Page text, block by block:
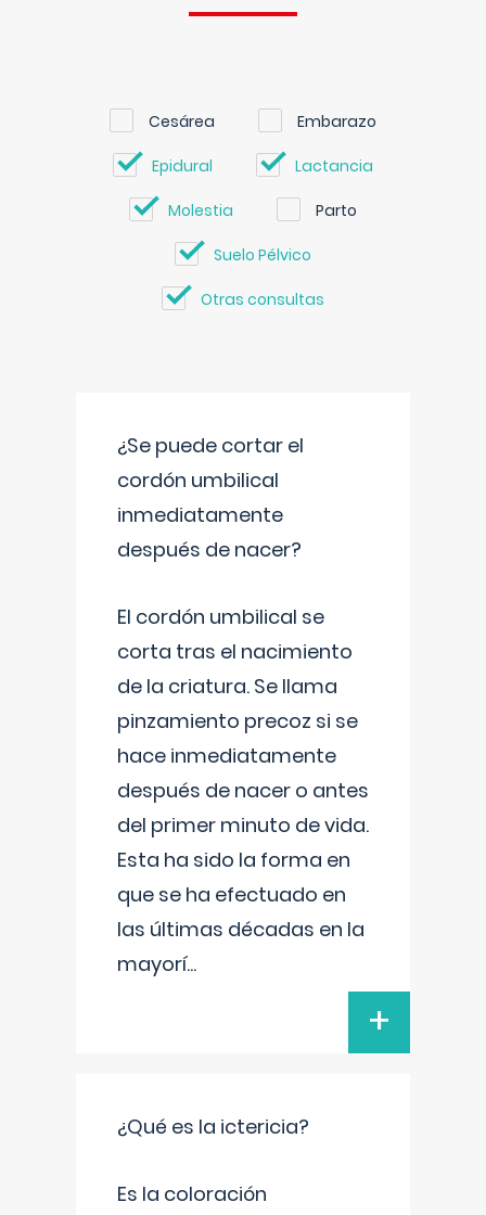
Cesárea Embarazo
Epidural Lactancia
Molestia Parto
Suelo Pélvico
Otras consultas
¿Se puede cortar el
cordón umbilical
inmediatamente
después de nacer?
El cordón umbilical se
corta tras el nacimiento
de la criatura. Se llama
pinzamiento precoz si se
hace inmediatamente
después de nacer o antes
del primer minuto de vida.
Esta ha sido la forma en
que se ha efectuado en
las últimas décadas en la
mayorí...
+
¿Qué es la ictericia?
Es la coloración